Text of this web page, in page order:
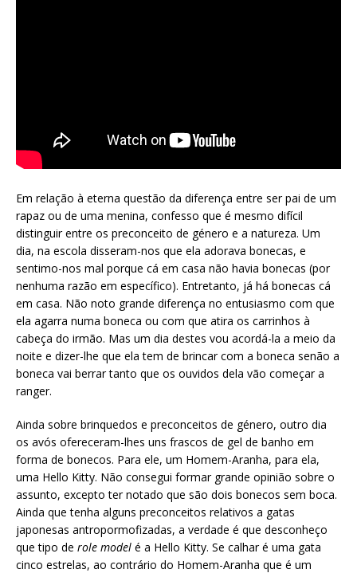
Em relação à eterna questão da diferença entre ser pai de um
rapaz ou de uma menina, confesso que é mesmo difícil
distinguir entre os preconceito de género e a natureza. Um
dia, na escola disseram-nos que ela adorava bonecas, e
sentimo-nos mal porque cá em casa não havia bonecas (por
nenhuma razão em específico). Entretanto, já há bonecas cá
em casa. Não noto grande diferença no entusiasmo com que
ela agarra numa boneca ou com que atira os carrinhos à
cabeça do irmão. Mas um dia destes vou acordá-la a meio da
noite e dizer-lhe que ela tem de brincar com a boneca senão a
boneca vai berrar tanto que os ouvidos dela vão começar a
ranger.
Ainda sobre brinquedos e preconceitos de género, outro dia
os avós ofereceram-lhes uns frascos de gel de banho em
forma de bonecos. Para ele, um Homem-Aranha, para ela,
uma Hello Kitty. Não consegui formar grande opinião sobre o
assunto, excepto ter notado que são dois bonecos sem boca.
Ainda que tenha alguns preconceitos relativos a gatas
japonesas antropormofizadas, a verdade é que desconheço
que tipo de role model é a Hello Kitty. Se calhar é uma gata
cinco estrelas, ao contrário do Homem-Aranha que é um